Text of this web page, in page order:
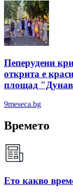
Пеперудени
открита е
площад
9meseca.bg
Времето
Ето какво